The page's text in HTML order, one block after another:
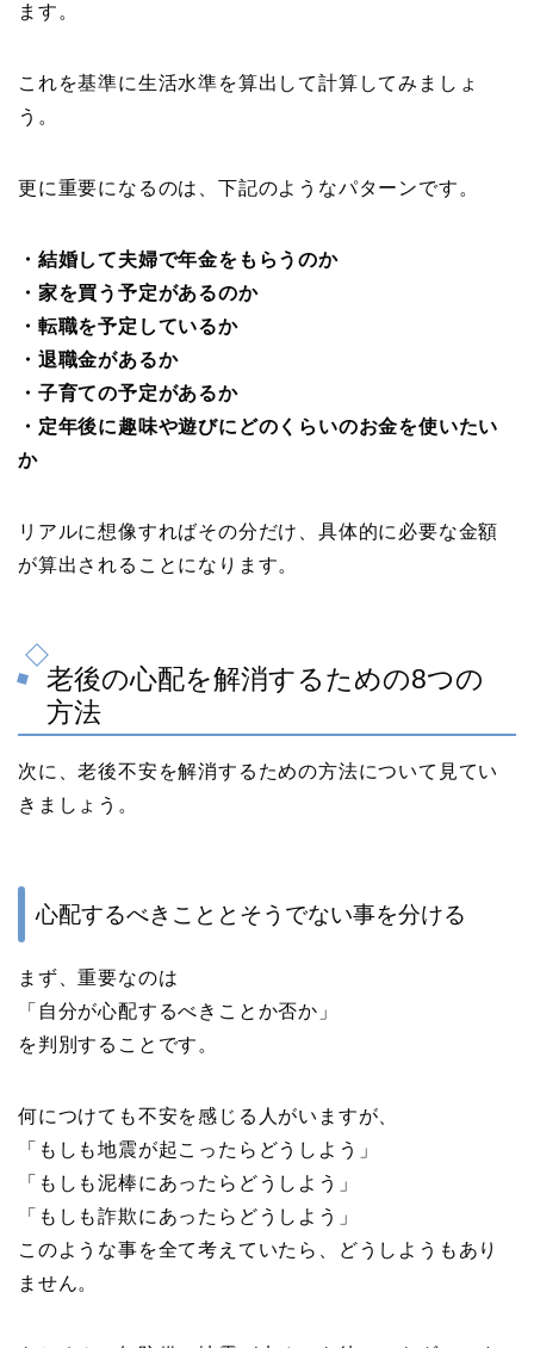
ます。
これを基準に生活水準を算出して計算してみましょ
う。
更に重要になるのは、下記のようなパターンです。
・結婚して夫婦で年金をもらうのか
・家を買う予定があるのか
・転職を予定しているか
・退職金があるか
・子育ての予定があるか
・定年後に趣味や遊びにどのくらいのお金を使いたい
か
リアルに想像すればその分だけ、具体的に必要な金額
が算出されることになります。
老後の心配を解消するための8つの
方法
次に、老後不安を解消するための方法について見てい
きましょう。
心配するべきこととそうでない事を分ける
まず、重要なのは
「自分が心配するべきことか否か」
を判別することです。
何につけても不安を感じる人がいますが、
「もしも地震が起こったらどうしよう」
「もしも泥棒にあったらどうしよう」
「もしも詐欺にあったらどうしよう」
このような事を全て考えていたら、どうしようもあり
ません。